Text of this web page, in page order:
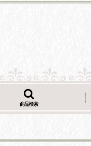
商品検索